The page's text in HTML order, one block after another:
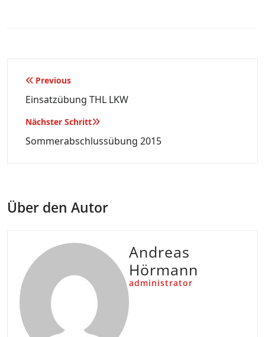
Beitragsnavigation
Previous
Einsatzübung THL LKW
Nächster Schritt
Sommerabschlussübung 2015
Über den Autor
Andreas
Hörmann
administrator